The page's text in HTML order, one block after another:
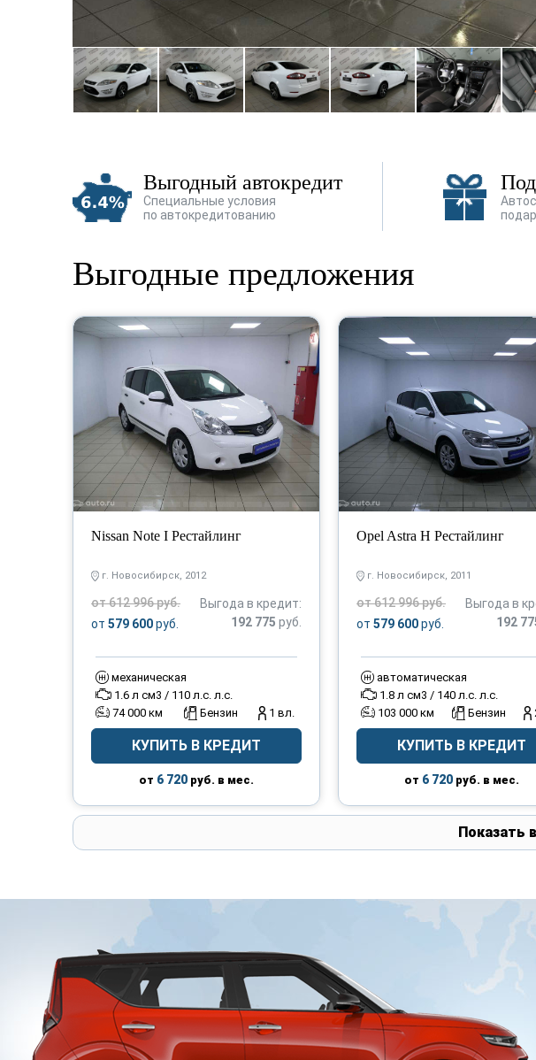
Выгодный автокредит
Специальные условия
по автокредитованию
Выгодные предложения
Nissan Note I Рестайлинг
г. Новосибирск, 2012
от 612 996 руб.
от 579 600руб.
Выгода в кредит:
192 775 руб.
механическая
1.6 л см3 / 110 л.с. л.с.
74 000 км
Бензин 1 вл.
КУПИТЬ В КРЕДИТ
от 6 720 руб. в мес.
Opel Astra H Рестайлинг
г. Новосибирск, 2011
от 612 996 руб.
от 579 600руб.
Выгода в
192
автоматическая
1.8 л см3 / 140 л.с. л.с.
103 000 км
Бензин
КУПИТЬ В КРЕДИТ
от 6 720 руб. в мес.
Показать